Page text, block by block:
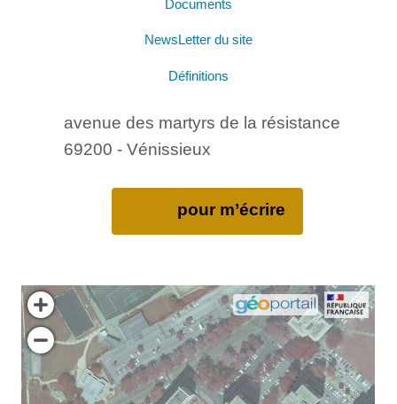
Documents
NewsLetter du site
Définitions
avenue des martyrs de la résistance
69200 - Vénissieux
pour m’écrire